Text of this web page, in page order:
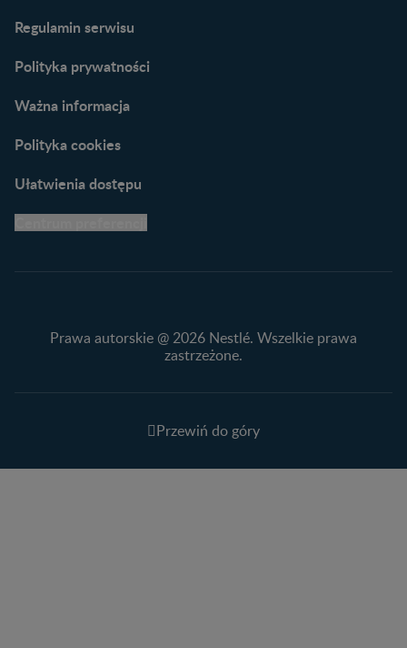
praktyczne wskazówki
Regulamin serwisu
Polityka prywatności
Ważna informacja
Polityka cookies
Ułatwienia dostępu
Prawa autorskie @ 2026 Nestlé. Wszelkie prawa
zastrzeżone.
Przewiń do góry